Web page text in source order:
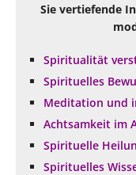
Sie vertiefende
Spiritualität
Spirituelles
Meditation und
Achtsamkeit im
Spirituelle
Spirituelles